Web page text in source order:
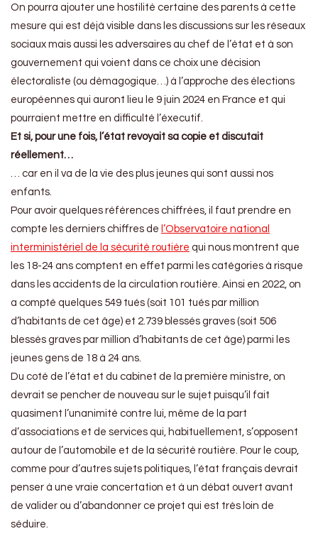
On pourra ajouter une hostilité certaine des parents à cette
mesure qui est déjà visible dans les discussions sur les réseaux
sociaux mais aussi les adversaires au chef de l’état et à son
gouvernement qui voient dans ce choix une décision
électoraliste (ou démagogique…) à l’approche des élections
européennes qui auront lieu le 9 juin 2024 en France et qui
pourraient mettre en difficulté l’éxecutif.
Et si, pour une fois, l’état revoyait sa copie et discutait
réellement…
… car en il va de la vie des plus jeunes qui sont aussi nos
enfants.
Pour avoir quelques références chiffrées, il faut prendre en
compte les derniers chiffres de l’Observatoire national
interministériel de la sécurité routière qui nous montrent que
les 18-24 ans comptent en effet parmi les catégories à risque
dans les accidents de la circulation routière. Ainsi en 2022, on
a compté quelques 549 tués (soit 101 tués par million
d’habitants de cet âge) et 2.739 blessés graves (soit 506
blessés graves par million d’habitants de cet âge) parmi les
jeunes gens de 18 à 24 ans.
Du coté de l’état et du cabinet de la première ministre, on
devrait se pencher de nouveau sur le sujet puisqu’il fait
quasiment l’unanimité contre lui, même de la part
d’associations et de services qui, habituellement, s’opposent
autour de l’automobile et de la sécurité routière. Pour le coup,
comme pour d’autres sujets politiques, l’état français devrait
penser à une vraie concertation et à un débat ouvert avant
de valider ou d’abandonner ce projet qui est très loin de
séduire.